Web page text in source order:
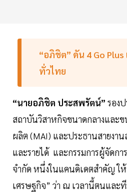
“อภิชิต” ดัน 4 Go Plus
ทั่วไทย
“นายอภิชิต ประสพรัตน์” รอง
สถาบันวิสาหกิจขนาดกลางและ
ผลิต (MAI) และประธานสายงา
และรายได้ และกรรมการผู้จัดก
จำกัด หนึ่งในแคนดิเดตสำคัญ ใ
เศรษฐกิจ” ว่า ณ เวลานี้ตนและ